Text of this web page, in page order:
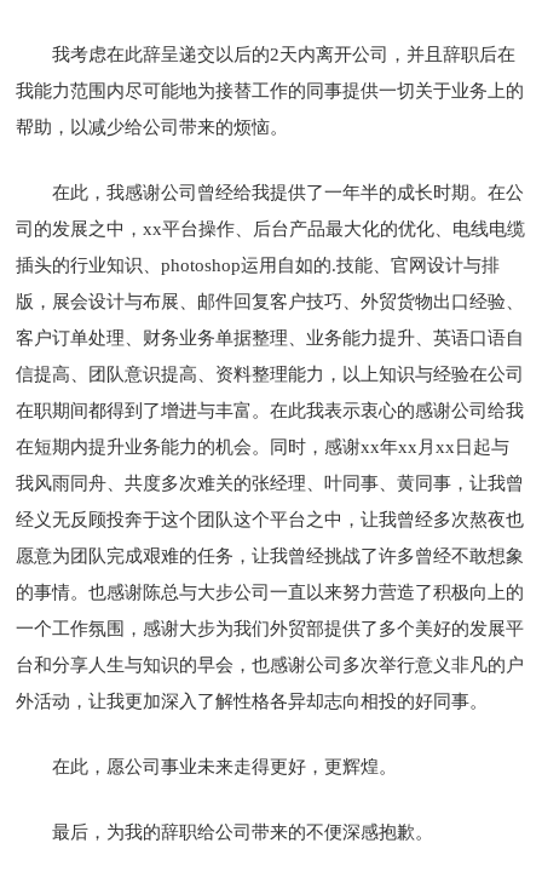
我考虑在此辞呈递交以后的2天内离开公司，并且辞职后在
我能力范围内尽可能地为接替工作的同事提供一切关于业务上的
帮助，以减少给公司带来的烦恼。
在此，我感谢公司曾经给我提供了一年半的成长时期。在公
司的发展之中，xx平台操作、后台产品最大化的优化、电线电缆
插头的行业知识、photoshop运用自如的.技能、官网设计与排
版，展会设计与布展、邮件回复客户技巧、外贸货物出口经验、
客户订单处理、财务业务单据整理、业务能力提升、英语口语自
信提高、团队意识提高、资料整理能力，以上知识与经验在公司
在职期间都得到了增进与丰富。在此我表示衷心的感谢公司给我
在短期内提升业务能力的机会。同时，感谢xx年xx月xx日起与
我风雨同舟、共度多次难关的张经理、叶同事、黄同事，让我曾
经义无反顾投奔于这个团队这个平台之中，让我曾经多次熬夜也
愿意为团队完成艰难的任务，让我曾经挑战了许多曾经不敢想象
的事情。也感谢陈总与大步公司一直以来努力营造了积极向上的
一个工作氛围，感谢大步为我们外贸部提供了多个美好的发展平
台和分享人生与知识的早会，也感谢公司多次举行意义非凡的户
外活动，让我更加深入了解性格各异却志向相投的好同事。
在此，愿公司事业未来走得更好，更辉煌。
最后，为我的辞职给公司带来的不便深感抱歉。